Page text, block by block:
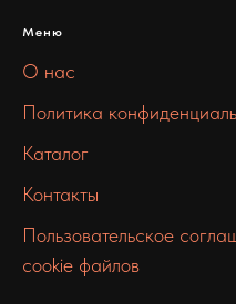
Меню
О нас
Политика
Каталог
Контакты
Пользовательское
cookie файлов